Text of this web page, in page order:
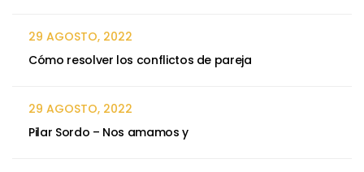
29 AGOSTO, 2022
Cómo resolver los conflictos de pareja
29 AGOSTO, 2022
Pilar Sordo – Nos amamos y